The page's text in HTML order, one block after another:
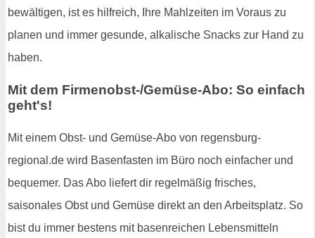
bewältigen, ist es hilfreich, Ihre Mahlzeiten im Voraus zu
planen und immer gesunde, alkalische Snacks zur Hand zu
haben.
Mit dem Firmenobst-/Gemüse-Abo: So einfach
geht's!
Mit einem Obst- und Gemüse-Abo von regensburg-
regional.de wird Basenfasten im Büro noch einfacher und
bequemer. Das Abo liefert dir regelmäßig frisches,
saisonales Obst und Gemüse direkt an den Arbeitsplatz. So
bist du immer bestens mit basenreichen Lebensmitteln